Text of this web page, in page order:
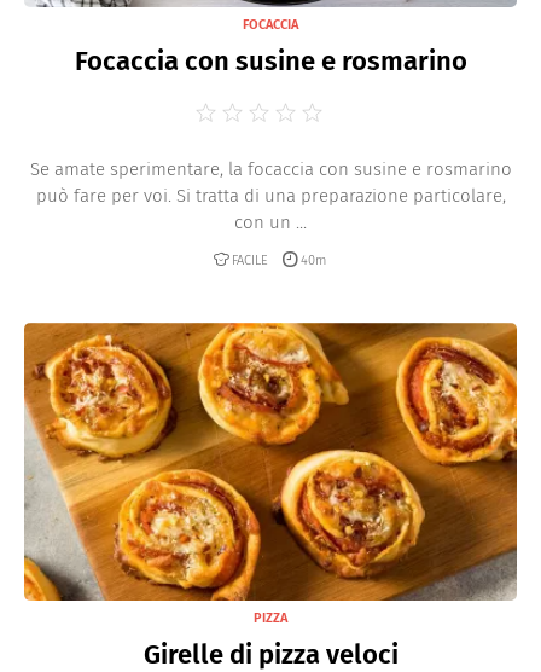
FOCACCIA
Focaccia con susine e rosmarino
Se amate sperimentare, la focaccia con susine e rosmarino
può fare per voi. Si tratta di una preparazione particolare,
con un ...
FACILE 40m
PIZZA
Girelle di pizza veloci